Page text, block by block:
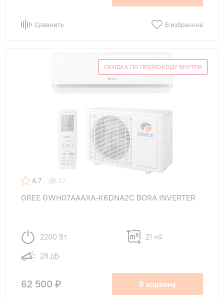
Сравнить В избранное
СКИДКА ПО ПРОМОКОДУ ВНУТРИ
4.7 37
GREE GWH07AAAXA-K6DNA2C BORA INVERTER
2200 Вт 21 м2
28 дБ
62 500 ₽ В корзину